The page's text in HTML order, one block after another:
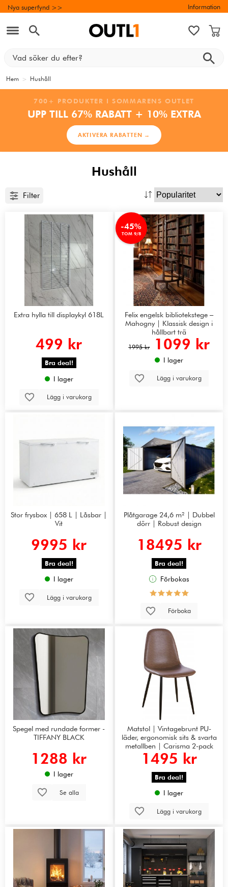
Nya superfynd >> Information
Hem > Hushåll
700+ PRODUKTER I SOMMARENS OUTLET
UPP TILL 67% RABATT + 10% EXTRA
AKTIVERA RABATTEN →
Hushåll
Filter
Extra hylla till displaykyl 618L
499 kr
Bra deal!
I lager
Lägg i varukorg
-45%
TOM 9/8
Felix engelsk bibliotekstege –
Mahogny | Klassisk design i
hållbart trä
1995 kr 1099 kr
I lager
Lägg i varukorg
Stor frysbox | 658 L | Låsbar |
Vit
9995 kr
Bra deal!
I lager
Lägg i varukorg
Plåtgarage 24,6 m² | Dubbel
dörr | Robust design
18495 kr
Bra deal!
Förbokas
Förboka
Spegel med rundade former -
TIFFANY BLACK
1288 kr
I lager
Se alla
Matstol | Vintagebrunt PU-
läder, ergonomisk sits & svarta
metallben | Carisma 2-pack
1495 kr
Bra deal!
I lager
Lägg i varukorg